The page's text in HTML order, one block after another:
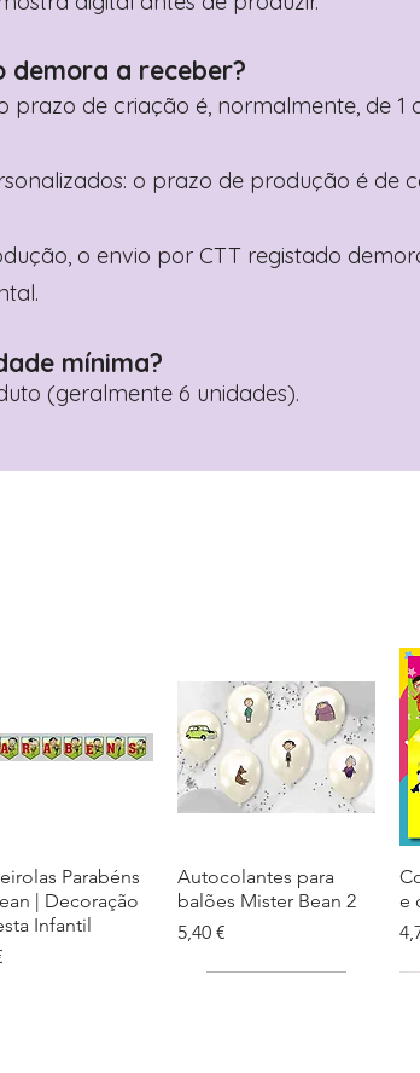
demora a receber?
prazo de criação é, normalmente, de
o prazo de produção é de
o envio por CTT registado
mínima?
(geralmente 6 unidades).
rápida
Parabéns
| Decoração
Infantil
Visualização rápida
Autocolantes para
balões Mister Bean 2
Preço
5,40 €
e